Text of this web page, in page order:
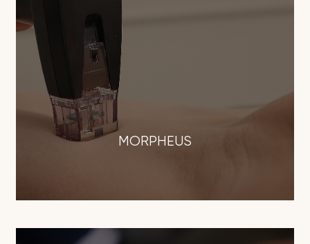
MORPHEUS